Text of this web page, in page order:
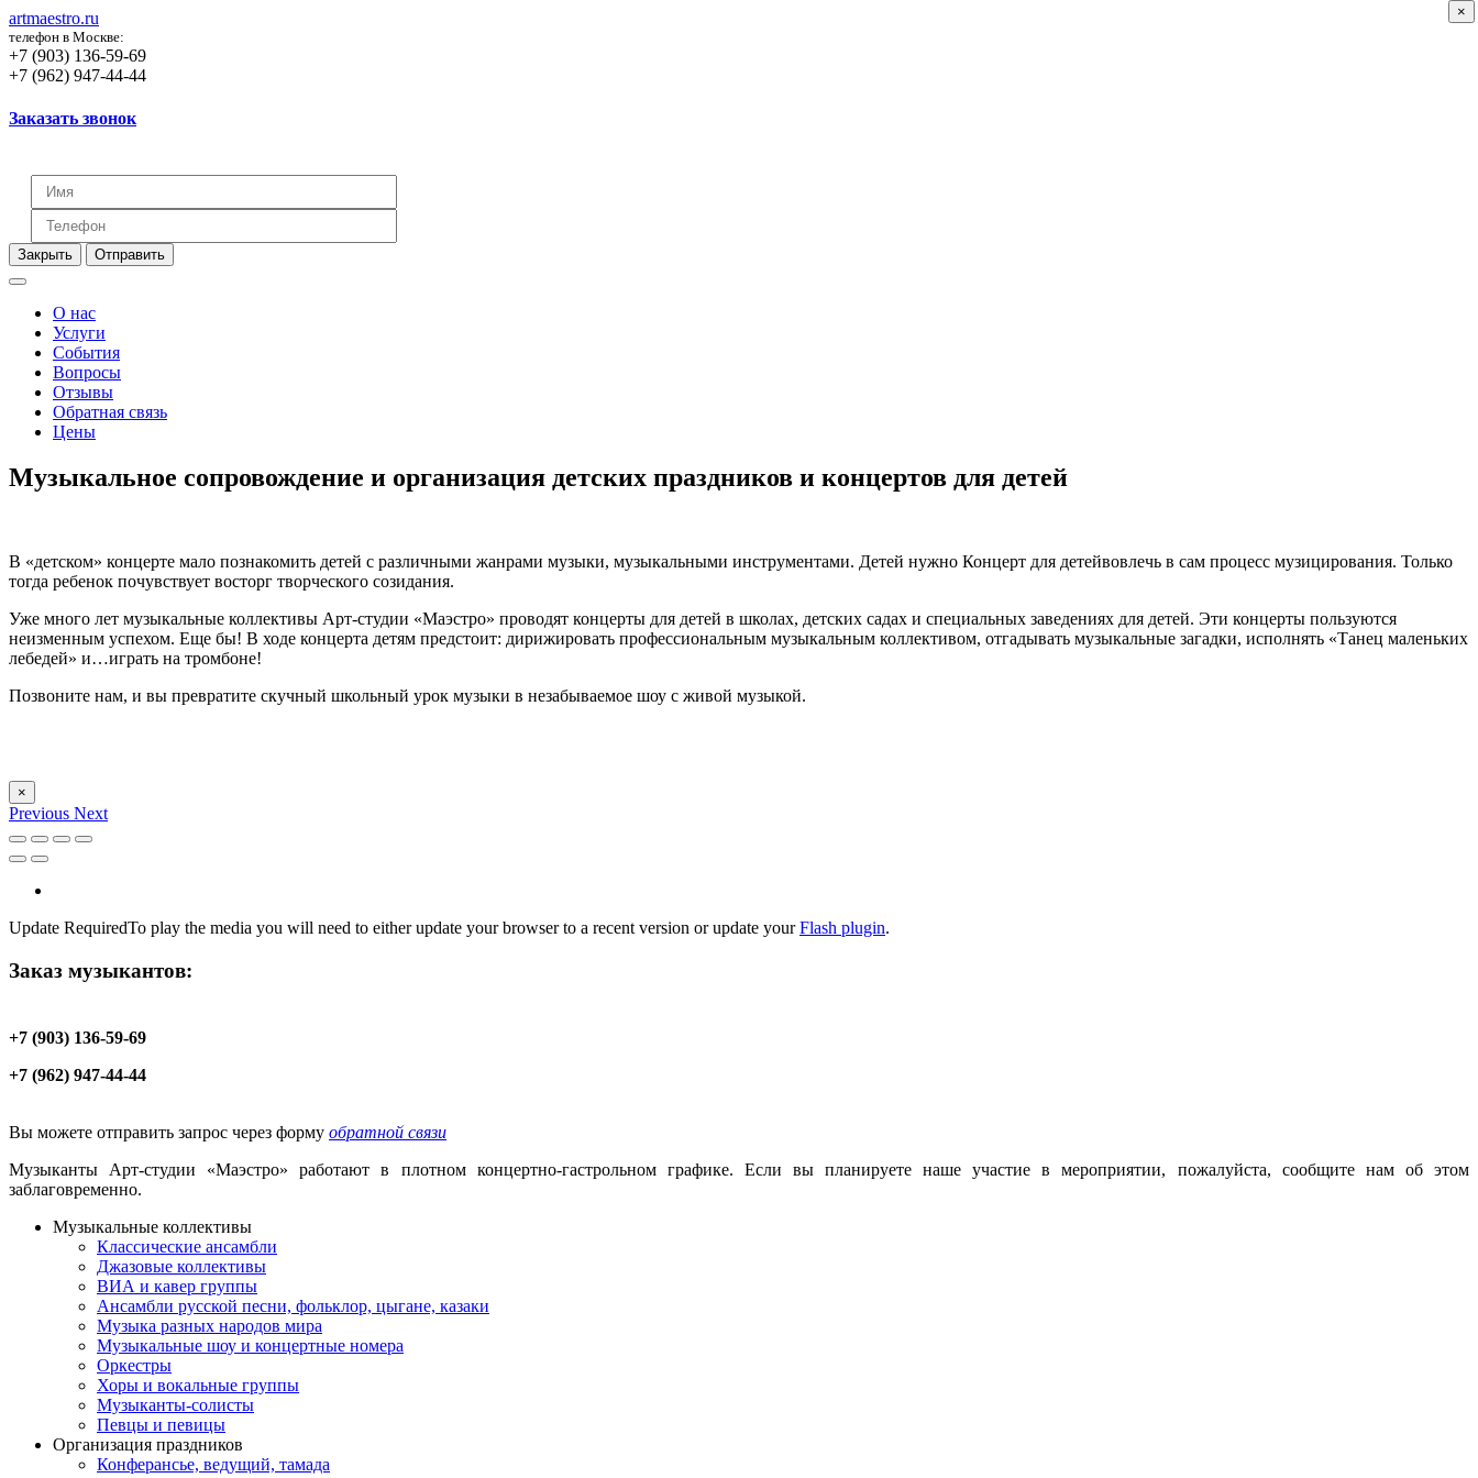
artmaestro.ru
телефон в Москве:
+7 (903) 136-59-69
+7 (962) 947-44-44
Заказать звонок
×
Закрыть Отправить
О нас
Услуги
События
Вопросы
Отзывы
Обратная связь
Цены
Музыкальное сопровождение и организация детских праздников и концертов для детей
В «детском» концерте мало познакомить детей с различными жанрами музыки, музыкальными инструментами. Детей нужно Концерт для детейвовлечь в сам процесс музицирования. Только
тогда ребенок почувствует восторг творческого созидания.
Уже много лет музыкальные коллективы Арт-студии «Маэстро» проводят концерты для детей в школах, детских садах и специальных заведениях для детей. Эти концерты пользуются
неизменным успехом. Еще бы! В ходе концерта детям предстоит: дирижировать профессиональным музыкальным коллективом, отгадывать музыкальные загадки, исполнять «Танец маленьких
лебедей» и…играть на тромбоне!
Позвоните нам, и вы превратите скучный школьный урок музыки в незабываемое шоу с живой музыкой.
×
Previous Next
Update RequiredTo play the media you will need to either update your browser to a recent version or update yourFlash plugin.
Заказ музыкантов:
+7 (903) 136-59-69
+7 (962) 947-44-44
Вы можете отправить запрос через форму обратной связи
Музыканты Арт-студии «Маэстро» работают в плотном концертно-гастрольном графике. Если вы планируете наше участие в мероприятии, пожалуйста, сообщите нам об этом
заблаговременно.
Музыкальные коллективы
Классические ансамбли
Джазовые коллективы
ВИА и кавер группы
Ансамбли русской песни, фольклор, цыгане, казаки
Музыка разных народов мира
Музыкальные шоу и концертные номера
Оркестры
Хоры и вокальные группы
Музыканты-солисты
Певцы и певицы
Организация праздников
Конферансье, ведущий, тамада